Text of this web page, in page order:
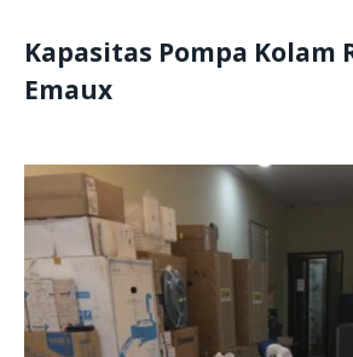
Kapasitas Pompa Kolam
Emaux